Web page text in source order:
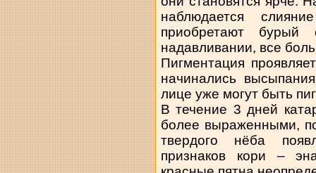
наблюдается
приобретают
надавливании, все
Пигментация
начинались
лице уже могут быть
В течение 3 дней
более выраженными,
твердого нёба
признаков кори –